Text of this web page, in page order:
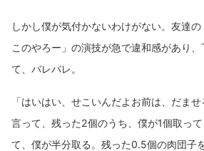
しかし僕が気付かないわけがない。友達
このやろー」の演技が急で違和感があり
て、バレバレ。
「はいはい、せこいんだよお前は、だま
言って、残った2個のうち、僕が1個取っ
て、僕が半分取る。残った0.5個の肉団子